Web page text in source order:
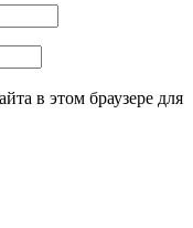
в этом браузере для